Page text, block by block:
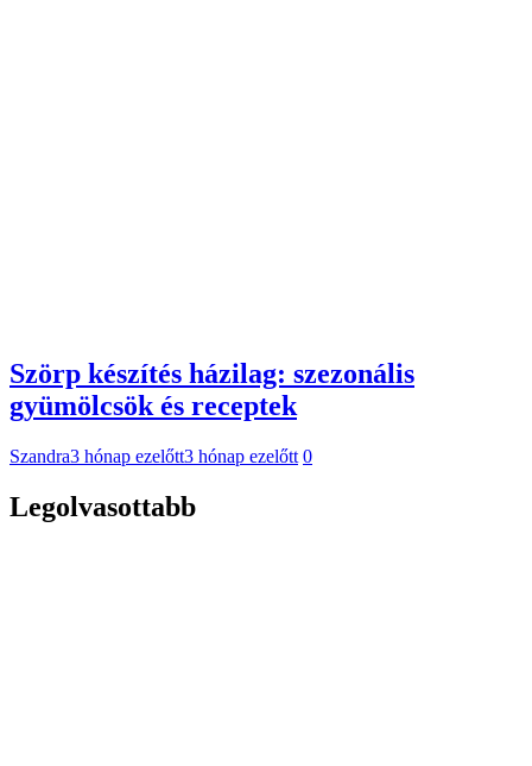
Szörp készítés házilag: szezonális
gyümölcsök és receptek
Szandra3 hónap ezelőtt3 hónap ezelőtt 0
Legolvasottabb